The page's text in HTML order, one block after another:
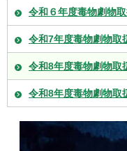
令和６年度毒物劇物
令和7年度毒物劇物取
令和8年度毒物劇物取
令和8年度毒物劇物取